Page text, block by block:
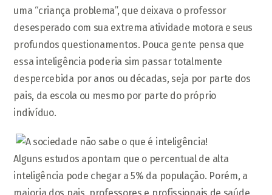
uma “criança problema”, que deixava o professor
desesperado com sua extrema atividade motora e seus
profundos questionamentos. Pouca gente pensa que
essa inteligência poderia sim passar totalmente
despercebida por anos ou décadas, seja por parte dos
pais, da escola ou mesmo por parte do próprio
indivíduo.
Alguns estudos apontam que o percentual de alta
inteligência pode chegar a 5% da população. Porém, a